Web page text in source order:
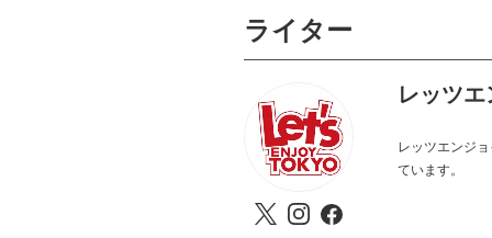
ライター
レッツ
レッツエンジ
ています。